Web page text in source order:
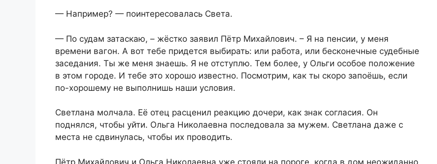
— Например? — поинтересовалась Света.
— По судам затаскаю, – жёстко заявил Пётр Михайлович. – Я на пенсии, у меня
времени вагон. А вот тебе придется выбирать: или работа, или бесконечные судебные
заседания. Ты же меня знаешь. Я не отступлю. Тем более, у Ольги особое положение
в этом городе. И тебе это хорошо известно. Посмотрим, как ты скоро запоёшь, если
по-хорошему не выполнишь наши условия.
Светлана молчала. Её отец расценил реакцию дочери, как знак согласия. Он
поднялся, чтобы уйти. Ольга Николаевна последовала за мужем. Светлана даже с
места не сдвинулась, чтобы их проводить.
Пётр Михайлович и Ольга Николаевна уже стояли на пороге, когда в дом неожиданно